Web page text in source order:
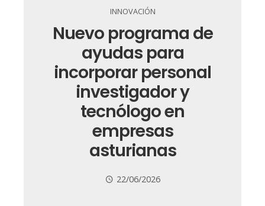
INNOVACIÓN
Nuevo programa de
ayudas para
incorporar personal
investigador y
tecnólogo en
empresas
asturianas
22/06/2026